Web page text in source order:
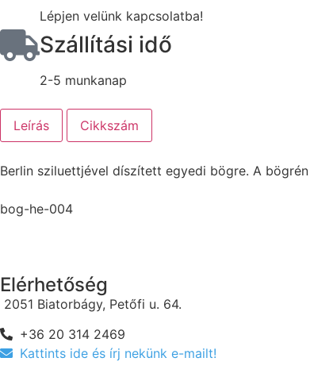
Lépjen velünk kapcsolatba!
Szállítási idő
2-5 munkanap
Leírás Cikkszám
Berlin sziluettjével díszített egyedi bögre. A
bog-he-004
Elérhetőség
2051 Biatorbágy, Petőfi u. 64.
+36 20 314 2469
Kattints ide és írj nekünk e-mailt!